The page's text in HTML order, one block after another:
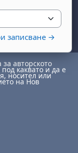
записване →
авторското
каквато и да е
носител или
на Нов